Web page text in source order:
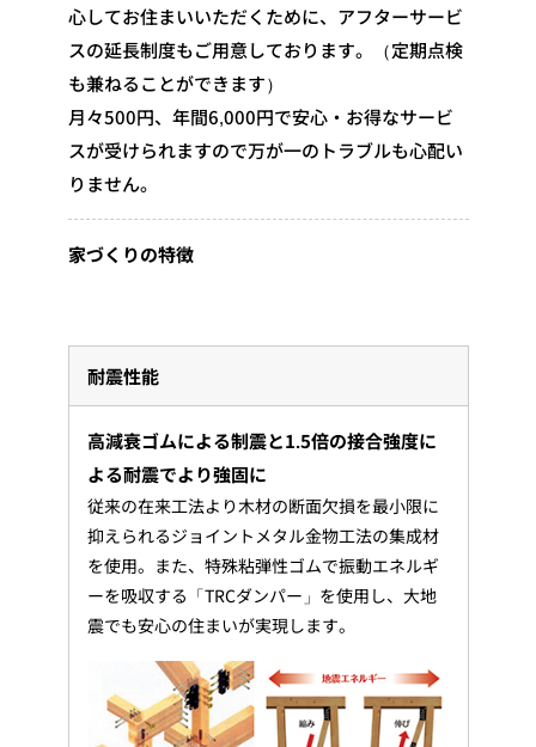
心してお住まいいただくために、アフターサービ
スの延長制度もご用意しております。（定期点検
も兼ねることができます）
月々500円、年間6,000円で安心・お得なサービ
スが受けられますので万が一のトラブルも心配い
りません。
家づくりの特徴
耐震性能
高減衰ゴムによる制震と1.5倍の接合強度に
よる耐震でより強固に
従来の在来工法より木材の断面欠損を最小限に
抑えられるジョイントメタル金物工法の集成材
を使用。また、特殊粘弾性ゴムで振動エネルギ
ーを吸収する「TRCダンパー」を使用し、大地
震でも安心の住まいが実現します。